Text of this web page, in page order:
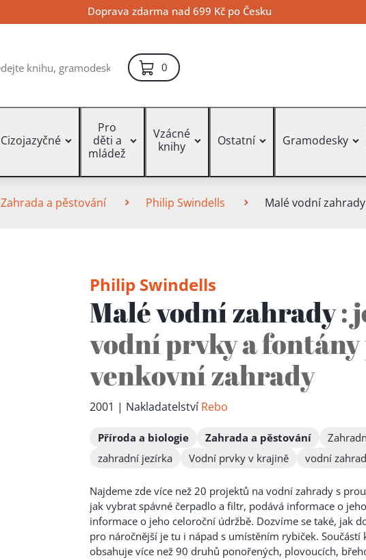
Doprava zdarma nad 699 Kč po Česku
0položek – košík
Cizojazyčné
Pro
děti a
mládež
Vzácné
knihy
Ostatní Gramodesky
Zahrada a pěstování Philip Swindells Malé vodní zahrady
Philip Swindells
Malé vodní zahrady:
vodní prvky a
venkovní zahrady
2001 | NakladatelstvíRebo
Příroda a biologie Zahrada a pěstování
zahradní jezírka
Vodní prvky v krajině vodní
Najdeme zde více než 20 projektů na vodní zahrady s
jak vybrat spávné čerpadlo a filtr, podává informace o
informace o jeho celoroční údržbě. Dozvíme se také, jak
pro náročnější jetu i nápad s umístěním rybiček.
obsahuje více než 90 druhů ponořených, plovoucích,